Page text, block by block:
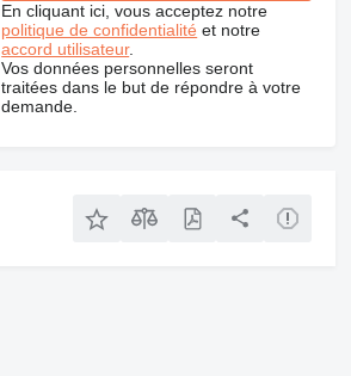
En cliquant ici, vous acceptez notre
politique de confidentialité et notre
accord utilisateur.
Vos données personnelles seront
traitées dans le but de répondre à votre
demande.